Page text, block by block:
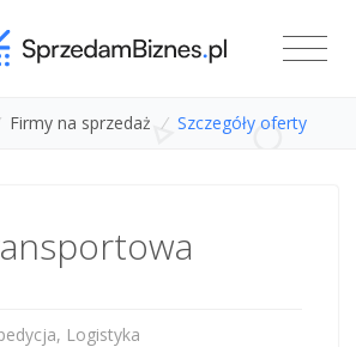
Firmy na sprzedaż / Szczegóły oferty
Logistyka